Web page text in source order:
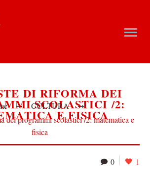
DI RIFORMA DEI
SCOLASTICI /2:
E FISICA
CULTURA
dei programmi scolastici /2: matematica e
fisica
0 1